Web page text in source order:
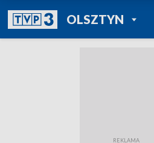
OLSZTYNPOWRÓT DO
TVP REGIONY